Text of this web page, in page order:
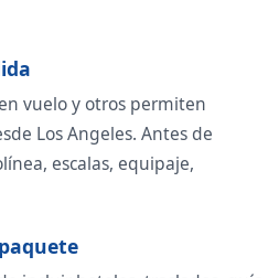
vuelo y otros permiten
Los Angeles. Antes de
escalas, equipaje,